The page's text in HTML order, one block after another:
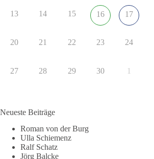
13 14 15 16 17
20 21 22 23 24
27 28 29 30 1
Neueste Beiträge
Roman von der Burg
Ulla Schiemenz
Ralf Schatz
Jörg Balcke